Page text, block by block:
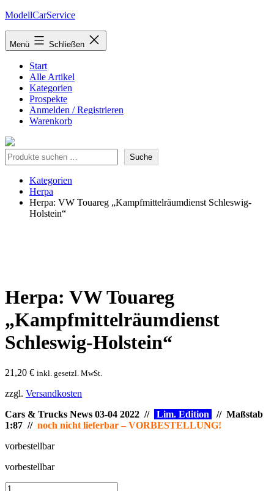
Zum
springen
ModellCarService
Menü Schließen
Start
Alle Artikel
Kategorien
Prospekte
Anmelden / Registrieren
Warenkorb
Suche Suche
Kategorien
Herpa
Herpa: VW Touareg „Kampfmittelräumdienst Schleswig-
Holstein“
Herpa: VW Touareg
„Kampfmittelräumdienst
Schleswig-Holstein“
21,20 € inkl. gesetzl. MwSt.
zzgl. Versandkosten
Cars & Trucks News 03-04 2022 //
Lim. Edition
// Maßstab
1:87 // noch nicht lieferbar – VORBESTELLUNG!
vorbestellbar
vorbestellbar
Herpa: